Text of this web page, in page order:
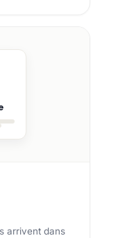
arrivent dans